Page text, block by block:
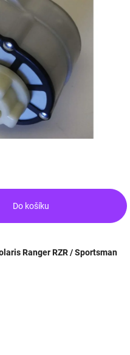
Do košíku
Ranger RZR / Sportsman